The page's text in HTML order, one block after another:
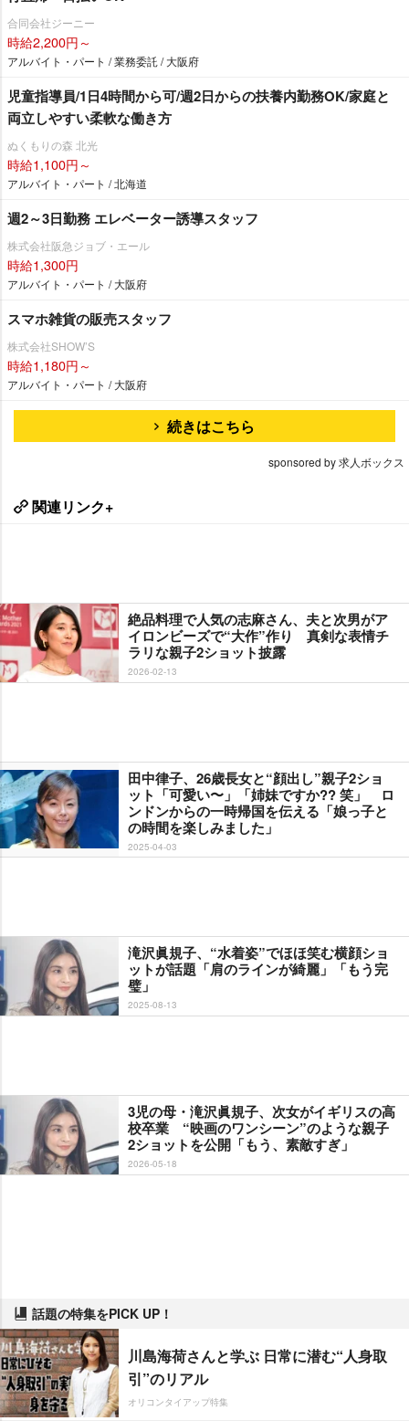
合同会社ジーニー
時給2,200円～
アルバイト・パート / 業務委託 / 大阪府
児童指導員/1日4時間から可/週2日からの扶養内勤務OK/家庭と
両立しやすい柔軟な働き方
ぬくもりの森 北光
時給1,100円～
アルバイト・パート / 北海道
週2～3日勤務 エレベーター誘導スタッフ
株式会社阪急ジョブ・エール
時給1,300円
アルバイト・パート / 大阪府
スマホ雑貨の販売スタッフ
株式会社SHOW’S
時給1,180円～
アルバイト・パート / 大阪府
続きはこちら
sponsored by 求人ボックス
関連リンク+
絶品料理で人気の志麻さん、夫と次男がア
イロンビーズで“大作”作り 真剣な表情チ
ラリな親子2ショット披露
2026-02-13
田中律子、26歳長女と“顔出し”親子2ショ
ット「可愛い〜」「姉妹ですか?? 笑」 ロ
ンドンからの一時帰国を伝える「娘っ子と
の時間を楽しみました」
2025-04-03
滝沢眞規子、“水着姿”でほほ笑む横顔ショ
ットが話題「肩のラインが綺麗」「もう完
璧」
2025-08-13
3児の母・滝沢眞規子、次女がイギリスの高
校卒業 “映画のワンシーン”のような親子
2ショットを公開「もう、素敵すぎ」
2026-05-18
話題の特集をPICK UP！
川島海荷さんと学ぶ 日常に潜む“人身取
引”のリアル
オリコンタイアップ特集